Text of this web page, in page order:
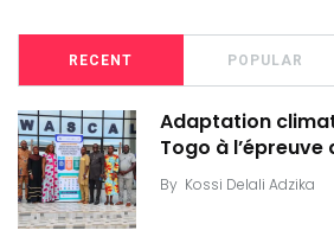
RECENT POPULAR
Adaptation
Togo à l’épreuve
By Kossi Delali Adzika